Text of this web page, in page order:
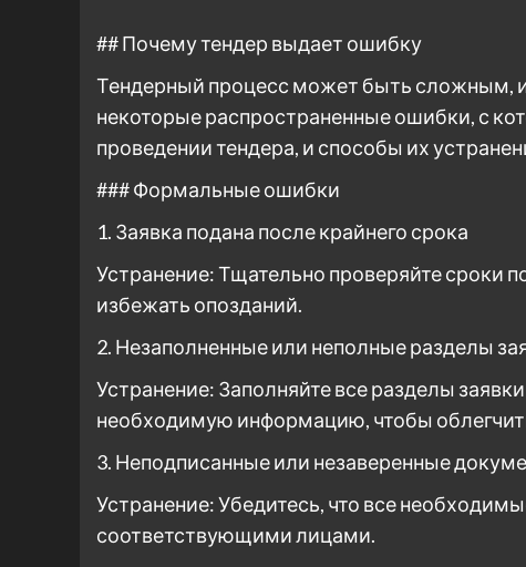
## Почему тендер выдает ошибку
Тендерный процесс может быть сложным,
некоторые распространенные ошибки, с
проведении тендера, и способы их
### Формальные ошибки
1. Заявка подана после крайнего срока
Устранение: Тщательно проверяйте сроки
избежать опозданий.
2. Незаполненные или неполные разделы
Устранение: Заполняйте все разделы
необходимую информацию, чтобы
3. Неподписанные или незаверенные
Устранение: Убедитесь, что все
соответствующими лицами.